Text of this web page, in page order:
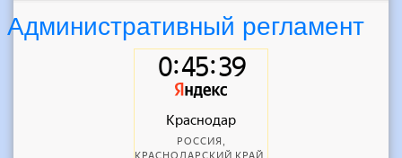
Административный регламент